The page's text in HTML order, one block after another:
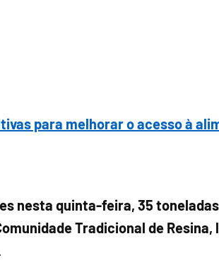
para melhorar o acesso à
nesta quinta-feira, 35
Tradicional de